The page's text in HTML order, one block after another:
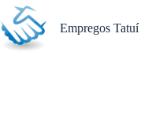
Pular
para
o
conteúdo
Empregos Tatuí